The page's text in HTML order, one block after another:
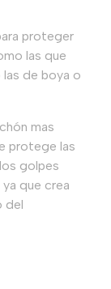
proteger
las que
las de boya o
mas
protege las
golpes
que crea
del